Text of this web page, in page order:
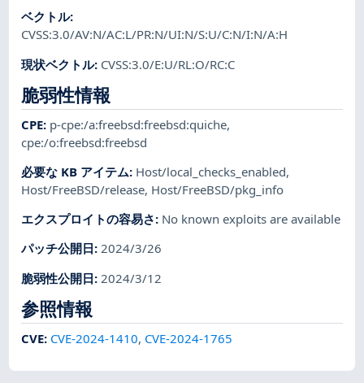
ベクトル:
CVSS:3.0/AV:N/AC:L/PR:N/UI:N/S:U/C:N/I:N/A:H
現状ベクトル: CVSS:3.0/E:U/RL:O/RC:C
脆弱性情報
CPE: p-cpe:/a:freebsd:freebsd:quiche,
cpe:/o:freebsd:freebsd
必要な KB アイテム: Host/local_checks_enabled,
Host/FreeBSD/release, Host/FreeBSD/pkg_info
エクスプロイトの容易さ: No known exploits are available
パッチ公開日:2024/3/26
脆弱性公開日: 2024/3/12
参照情報
CVE: CVE-2024-1410, CVE-2024-1765